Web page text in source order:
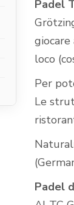
Padel
loco
Per
Le
Padel
coperto